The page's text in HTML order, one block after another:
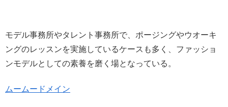
モデル事務所やタレント事務所で、ポージングやウオーキ
ングのレッスンを実施しているケースも多く、ファッショ
ンモデルとしての素養を磨く場となっている。
ムームードメイン